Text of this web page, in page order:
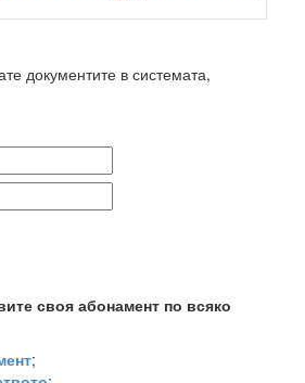
документите в системата,
своя абонамент по всяко
;